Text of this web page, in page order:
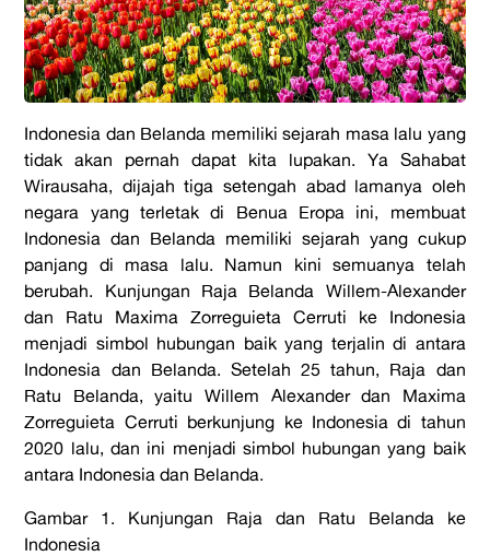
Indonesia dan Belanda memiliki sejarah masa lalu yang
tidak akan pernah dapat kita lupakan. Ya Sahabat
Wirausaha, dijajah tiga setengah abad lamanya oleh
negara yang terletak di Benua Eropa ini, membuat
Indonesia dan Belanda memiliki sejarah yang cukup
panjang di masa lalu. Namun kini semuanya telah
berubah. Kunjungan Raja Belanda Willem-Alexander
dan Ratu Maxima Zorreguieta Cerruti ke Indonesia
menjadi simbol hubungan baik yang terjalin di antara
Indonesia dan Belanda. Setelah 25 tahun, Raja dan
Ratu Belanda, yaitu Willem Alexander dan Maxima
Zorreguieta Cerruti berkunjung ke Indonesia di tahun
2020 lalu, dan ini menjadi simbol hubungan yang baik
antara Indonesia dan Belanda.
Gambar 1. Kunjungan Raja dan Ratu Belanda ke
Indonesia